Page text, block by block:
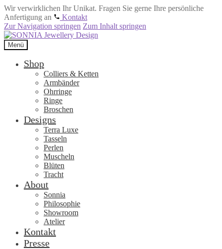
Wir verwirklichen Ihr Unikat. Fragen Sie gerne Ihre persönliche
Anfertigung an
Kontakt
Zur Navigation springen Zum Inhalt springen
Menü
Shop
Colliers & Ketten
Armbänder
Ohrringe
Ringe
Broschen
Designs
Terra Luxe
Tasseln
Perlen
Muscheln
Blüten
Tracht
About
Sonnia
Philosophie
Showroom
Atelier
Kontakt
Presse